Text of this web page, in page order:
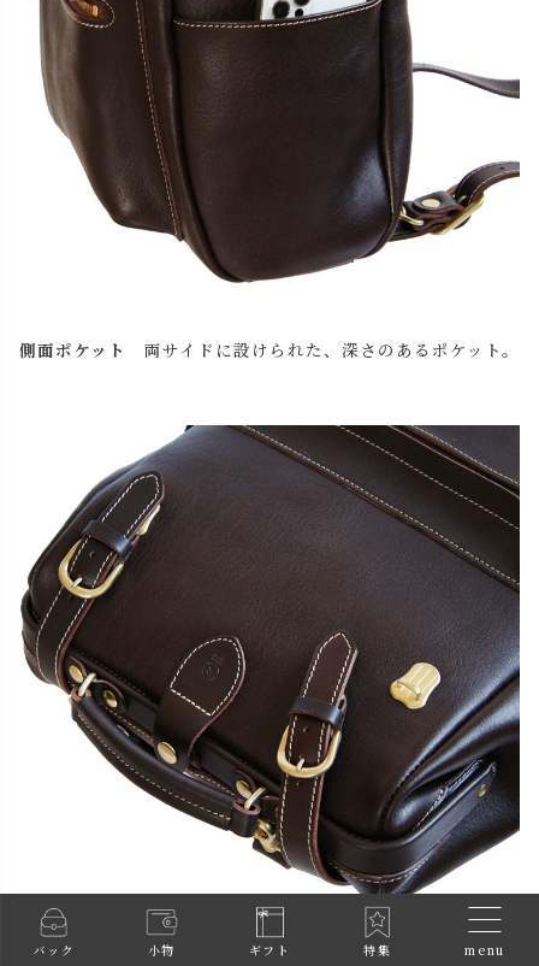
バック 小物 ギフト 特集 menu
側面ポケット 両サイドに設けられた、深さのあるポケット。